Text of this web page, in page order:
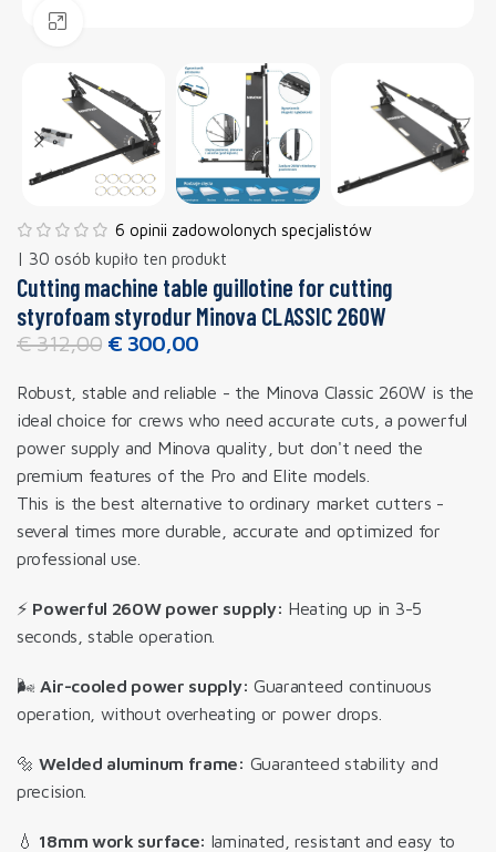
6 opinii zadowolonych specjalistów
| 30 osób kupiło ten produkt
Cutting machine table guillotine for cutting
styrofoam styrodur Minova CLASSIC 260W
€312,00 € 300,00
Robust, stable and reliable - the Minova Classic 260W is the
ideal choice for crews who need accurate cuts, a powerful
power supply and Minova quality, but don't need the
premium features of the Pro and Elite models.
This is the best alternative to ordinary market cutters -
several times more durable, accurate and optimized for
professional use.
⚡ Powerful 260W power supply: Heating up in 3-5
seconds, stable operation.
🌬️Air-cooled power supply: Guaranteed continuous
operation, without overheating or power drops.
🔩Welded aluminum frame: Guaranteed stability and
precision.
💧 18mm work surface: laminated, resistant and easy to